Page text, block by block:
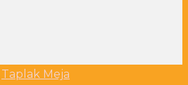
Taplak Meja